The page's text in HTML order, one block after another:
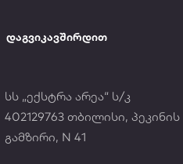
დაგვიკავშირდით
სს „ექსტრა არეა“ ს/კ
402129763 თბილისი, პეკინის
გამზირი, N 41